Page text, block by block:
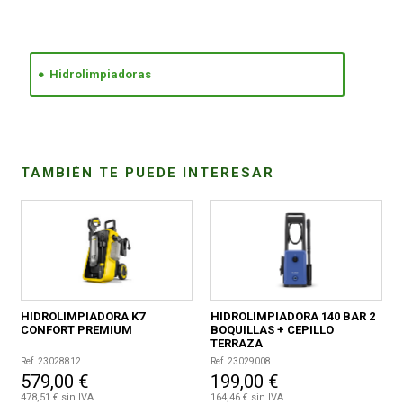
Hidrolimpiadoras
TAMBIÉN TE PUEDE INTERESAR
HIDROLIMPIADORA K7
CONFORT PREMIUM
Ref. 23028812
579,00 €
478,51 € sin IVA
HIDROLIMPIADORA 140 BAR 2
BOQUILLAS + CEPILLO
TERRAZA
Ref. 23029008
199,00 €
164,46 € sin IVA
CONDICIONES